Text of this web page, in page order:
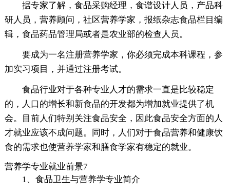
据专家了解，食品采购经理，食谱设计人员，产品科
研人员，营养顾问，社区营养学家，报纸杂志食品栏目编
辑，食品药品管理局或者是农业部的检查人员。
要成为一名注册营养学家，你必须完成本科课程，参
加实习项目，并通过注册考试。
食品行业对于各种专业人才的需求一直是比较稳定
的，人口的增长和新食品的开发都为增加就业提供了机
会。目前人们特别关注食品安全，因此食品安全方面的人
才就业应该不成问题。同时，人们对于食品营养和健康饮
食的需求也使营养学家和膳食学家有稳定的就业。
营养学专业就业前景7
1、食品卫生与营养学专业简介